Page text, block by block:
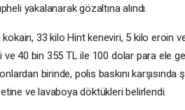
yakalanarak gözaltına alındı.
33 kilo Hint keneviri, 5 kilo eroin
40 bin 355 TL ile 100 dolar para ele
birinde, polis baskını karşısında
ve lavaboya döktükleri belirlendi.